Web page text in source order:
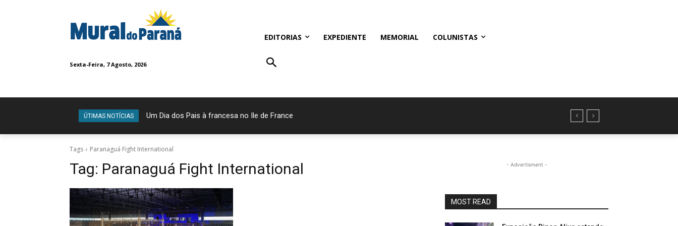
Sexta-Feira, 7 Agosto, 2026
EDITORIAS EXPEDIENTE MEMORIAL COLUNISTAS
ÚTIMAS NOTÍCIAS Um Dia dos Pais à francesa no Ile de France
Tags Paranaguá Fight International
Tag: Paranaguá Fight International - Advertisment -
MOST READ